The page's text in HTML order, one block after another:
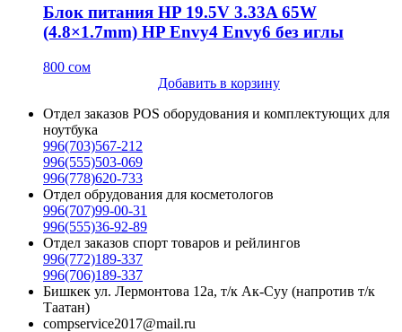
Блок питания HP 19.5V 3.33A 65W
(4.8×1.7mm) HP Envy4 Envy6 без иглы
800 сом
Добавить в корзину
Отдел заказов POS оборудования и комплектующих для
ноутбука
996(703)567-212
996(555)503-069
996(778)620-733
Отдел обрудования для косметологов
996(707)99-00-31
996(555)36-92-89
Отдел заказов спорт товаров и рейлингов
996(772)189-337
996(706)189-337
Бишкек ул. Лермонтова 12а, т/к Ак-Суу (напротив т/к
Таатан)
compservice2017@mail.ru